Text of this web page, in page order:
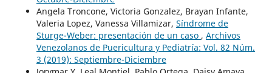
Angela Troncone, Victoria Gonzalez, Brayan Infante,
Valeria Lopez, Vanessa Villamizar, Síndrome de
Sturge-Weber: presentación de un caso , Archivos
Venezolanos de Puericultura y Pediatría: Vol. 82 Núm.
3 (2019): Septiembre-Diciembre